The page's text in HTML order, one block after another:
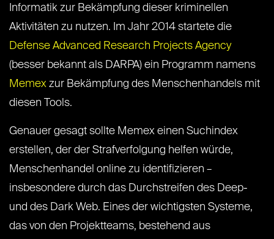
Informatik zur Bekämpfung dieser kriminellen
Aktivitäten zu nutzen. Im Jahr 2014 startete die
Defense Advanced Research Projects Agency
(besser bekannt als DARPA) ein Programm namens
Memex zur Bekämpfung des Menschenhandels mit
diesen Tools.
Genauer gesagt sollte Memex einen Suchindex
erstellen, der der Strafverfolgung helfen würde,
Menschenhandel online zu identifizieren –
insbesondere durch das Durchstreifen des Deep-
und des Dark Web. Eines der wichtigsten Systeme,
das von den Projektteams, bestehend aus